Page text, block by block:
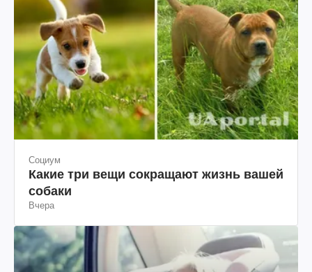
Социум
Какие три вещи сокращают жизнь вашей
собаки
Вчера